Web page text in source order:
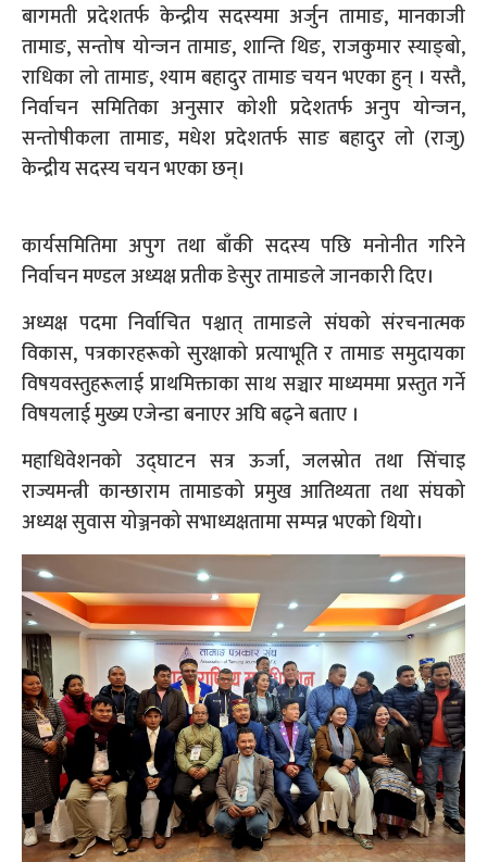
बागमती प्रदेशतर्फ केन्द्रीय सदस्यमा अर्जुन तामाङ, मानकाजी
तामाङ, सन्तोष योन्जन तामाङ, शान्ति थिङ, राजकुमार स्याङ्बो,
राधिका लो तामाङ, श्याम बहादुर तामाङ चयन भएका हुन् । यस्तै,
निर्वाचन समितिका अनुसार कोशी प्रदेशतर्फ अनुप योन्जन,
सन्तोषीकला तामाङ, मधेश प्रदेशतर्फ साङ बहादुर लो (राजु)
केन्द्रीय सदस्य चयन भएका छन्।
कार्यसमितिमा अपुग तथा बाँकी सदस्य पछि मनोनीत गरिने
निर्वाचन मण्डल अध्यक्ष प्रतीक ङेसुर तामाङले जानकारी दिए।
अध्यक्ष पदमा निर्वाचित पश्चात् तामाङले संघको संरचनात्मक
विकास, पत्रकारहरूको सुरक्षाको प्रत्याभूति र तामाङ समुदायका
विषयवस्तुहरूलाई प्राथमिक्ताका साथ सञ्चार माध्यममा प्रस्तुत गर्ने
विषयलाई मुख्य एजेन्डा बनाएर अघि बढ्ने बताए ।
महाधिवेशनको उद्घाटन सत्र ऊर्जा, जलस्रोत तथा सिंचाइ
राज्यमन्त्री कान्छाराम तामाङको प्रमुख आतिथ्यता तथा संघको
अध्यक्ष सुवास योञ्जनको सभाध्यक्षतामा सम्पन्न भएको थियो।